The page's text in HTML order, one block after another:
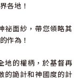
各地！
祕面紗，帶您領略其
作為！
地的權柄，於基督再
的詭計和神國度的計